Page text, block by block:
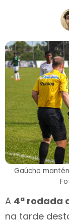
Gaúcho
A 4ª rodada
na tarde